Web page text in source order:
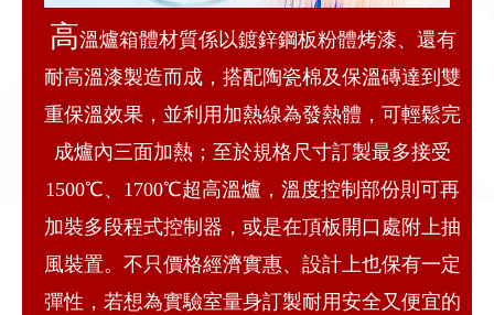
高溫爐箱體材質係以鍍鋅鋼板粉體烤漆、還有
耐高溫漆製造而成，搭配陶瓷棉及保溫磚達到雙
重保溫效果，並利用加熱線為發熱體，可輕鬆完
成爐內三面加熱；至於規格尺寸訂製最多接受
1500℃、1700℃超高溫爐，溫度控制部份則可再
加裝多段程式控制器，或是在頂板開口處附上抽
風裝置。不只價格經濟實惠、設計上也保有一定
彈性，若想為實驗室量身訂製耐用安全又便宜的